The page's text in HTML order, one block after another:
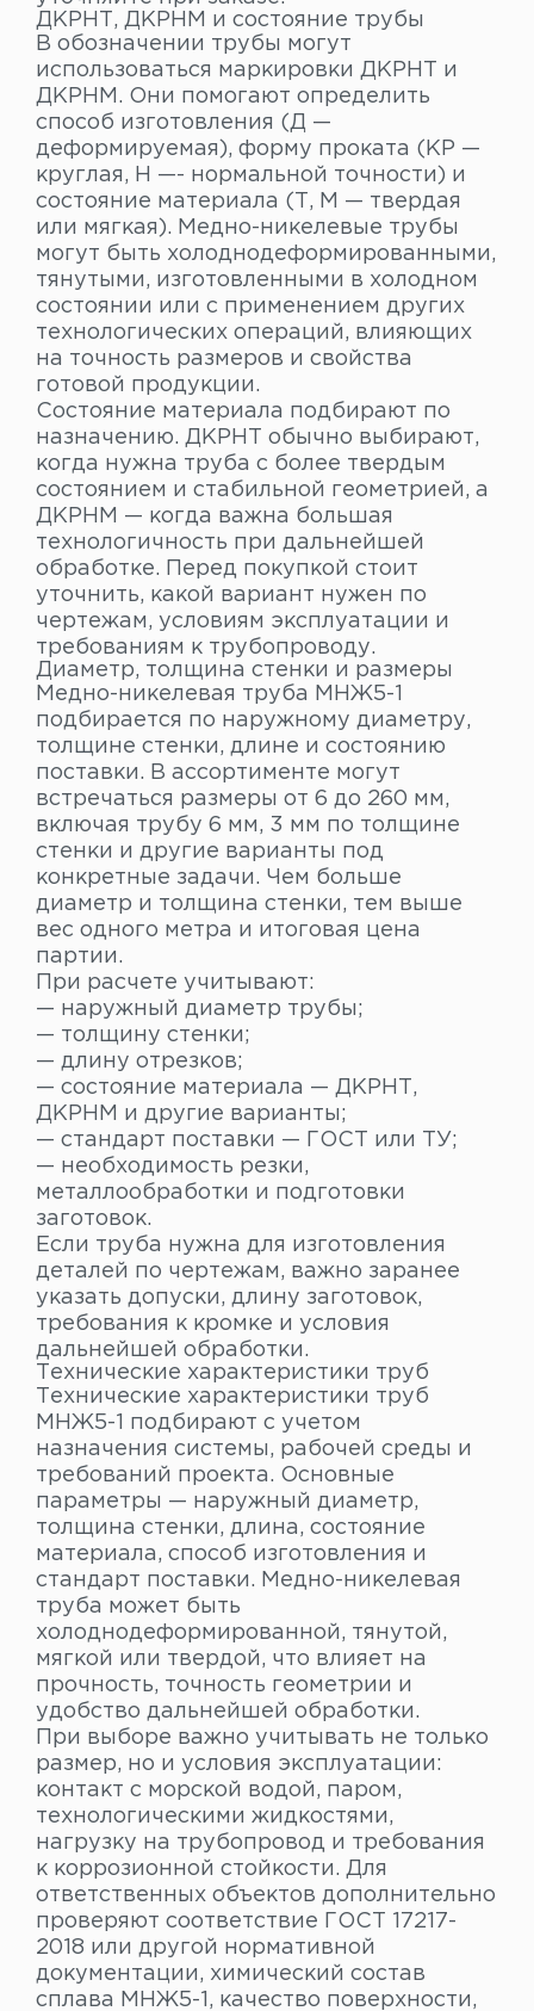
ДКРНТ, ДКРНМ и состояние трубы
В обозначении трубы могут
использоваться маркировки ДКРНТ и
ДКРНМ. Они помогают определить
способ изготовления (Д —
деформируемая), форму проката (КР —
круглая, Н —- нормальной точности) и
состояние материала (Т, М — твердая
или мягкая). Медно-никелевые трубы
могут быть холоднодеформированными,
тянутыми, изготовленными в холодном
состоянии или с применением других
технологических операций, влияющих
на точность размеров и свойства
готовой продукции.
Состояние материала подбирают по
назначению. ДКРНТ обычно выбирают,
когда нужна труба с более твердым
состоянием и стабильной геометрией, а
ДКРНМ — когда важна большая
технологичность при дальнейшей
обработке. Перед покупкой стоит
уточнить, какой вариант нужен по
чертежам, условиям эксплуатации и
требованиям к трубопроводу.
Диаметр, толщина стенки и размеры
Медно-никелевая труба МНЖ5-1
подбирается по наружному диаметру,
толщине стенки, длине и состоянию
поставки. В ассортименте могут
встречаться размеры от 6 до 260 мм,
включая трубу 6 мм, 3 мм по толщине
стенки и другие варианты под
конкретные задачи. Чем больше
диаметр и толщина стенки, тем выше
вес одного метра и итоговая цена
партии.
При расчете учитывают:
— наружный диаметр трубы;
— толщину стенки;
— длину отрезков;
— состояние материала — ДКРНТ,
ДКРНМ и другие варианты;
— стандарт поставки — ГОСТ или ТУ;
— необходимость резки,
металлообработки и подготовки
заготовок.
Если труба нужна для изготовления
деталей по чертежам, важно заранее
указать допуски, длину заготовок,
требования к кромке и условия
дальнейшей обработки.
Технические характеристики труб
Технические характеристики труб
МНЖ5-1 подбирают с учетом
назначения системы, рабочей среды и
требований проекта. Основные
параметры — наружный диаметр,
толщина стенки, длина, состояние
материала, способ изготовления и
стандарт поставки. Медно-никелевая
труба может быть
холоднодеформированной, тянутой,
мягкой или твердой, что влияет на
прочность, точность геометрии и
удобство дальнейшей обработки.
При выборе важно учитывать не только
размер, но и условия эксплуатации:
контакт с морской водой, паром,
технологическими жидкостями,
нагрузку на трубопровод и требования
к коррозионной стойкости. Для
ответственных объектов дополнительно
проверяют соответствие ГОСТ 17217-
2018 или другой нормативной
документации, химический состав
сплава МНЖ5-1, качество поверхности,